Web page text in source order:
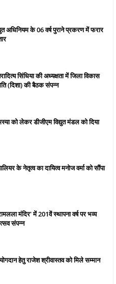
अधिनियम के 06 वर्ष पुराने प्रकरण में फरार
सिंधिया की अध्यक्षता में जिला विकास
(दिशा) की बैठक संपन्न
को लेकर डीजीएम विद्युत मंडल को दिया
के नेतृत्व का दायित्व मनोज वर्मा को सौंपा
मंदिर' में 201वें स्थापना वर्ष पर भव्य
संपन्न
हेतु राजेश श्रीवास्तव को मिले सम्मान